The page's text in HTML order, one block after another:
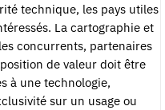
technique, les pays utiles
La cartographie et
concurrents, partenaires
de valeur doit être
à une technologie,
sur un usage ou